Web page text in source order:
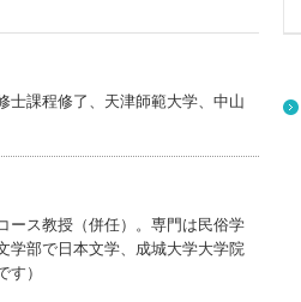
士課程修了、天津師範大学、中山
ース教授（併任）。専門は民俗学
学部で日本文学、成城大学大学院
）